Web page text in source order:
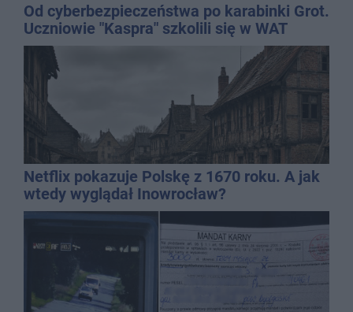
Od cyberbezpieczeństwa po karabinki Grot.
Uczniowie "Kaspra" szkolili się w WAT
Netflix pokazuje Polskę z 1670 roku. A jak
wtedy wyglądał Inowrocław?